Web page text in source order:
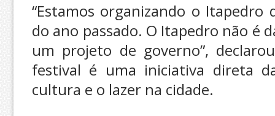
“Estamos organizando o
do ano passado. O Itapedro não é
um projeto de governo”,
festival é uma iniciativa direta
cultura e o lazer na cidade.